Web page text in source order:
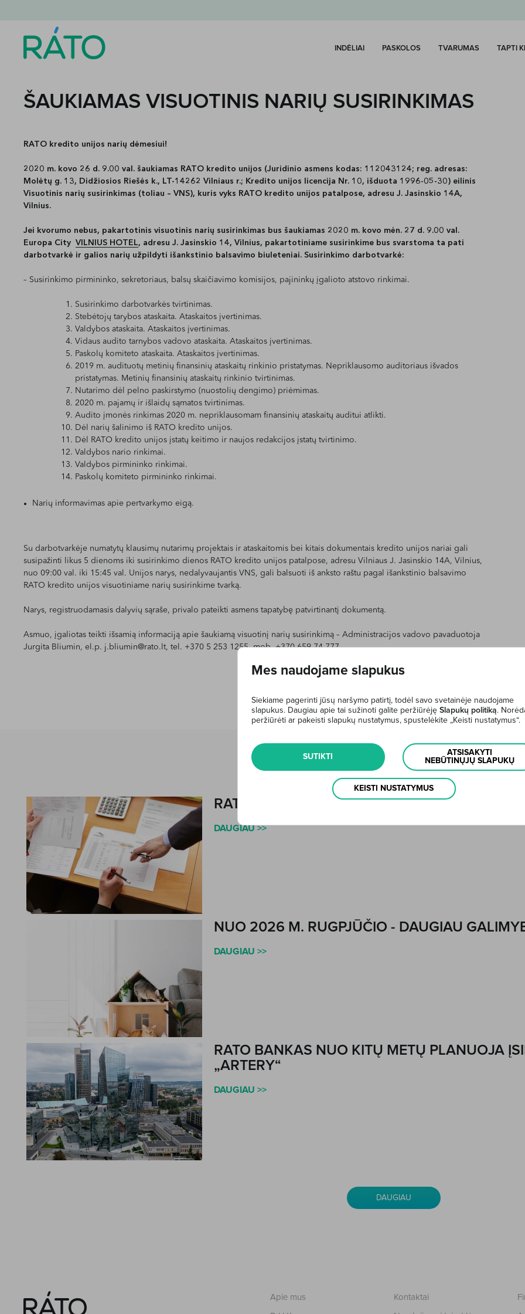
INDĖLIAI PASKOLOS TVARUMAS TAPTI
ŠAUKIAMAS VISUOTINIS NARIŲ SUSIRINKIMAS
RATO kredito unijos narių dėmesiui!
2020 m. kovo 26 d. 9.00 val. šaukiamas RATO kredito unijos (Juridinio asmens kodas: 112043124; reg. adresas:
Molėtų g. 13, Didžiosios Riešės k., LT-14262 Vilniaus r.; Kredito unijos licencija Nr. 10, išduota 1996-05-30) eilinis
Visuotinis narių susirinkimas (toliau – VNS), kuris vyks RATO kredito unijos patalpose, adresu J. Jasinskio 14A,
Vilnius.
Jei kvorumo nebus, pakartotinis visuotinis narių susirinkimas bus šaukiamas 2020 m. kovo mėn. 27 d. 9.00 val.
Europa City VILNIUS HOTEL, adresu J. Jasinskio 14, Vilnius, pakartotiniame susirinkime bus svarstoma ta pati
darbotvarkė ir galios narių užpildyti išankstinio balsavimo biuleteniai. Susirinkimo darbotvarkė:
– Susirinkimo pirmininko, sekretoriaus, balsų skaičiavimo komisijos, pajininkų įgalioto atstovo rinkimai.
Susirinkimo darbotvarkės tvirtinimas.
Stebėtojų tarybos ataskaita. Ataskaitos įvertinimas.
Valdybos ataskaita. Ataskaitos įvertinimas.
Vidaus audito tarnybos vadovo ataskaita. Ataskaitos įvertinimas.
Paskolų komiteto ataskaita. Ataskaitos įvertinimas.
2019 m. audituotų metinių finansinių ataskaitų rinkinio pristatymas. Nepriklausomo auditoriaus išvados
pristatymas. Metinių finansinių ataskaitų rinkinio tvirtinimas.
Nutarimo dėl pelno paskirstymo (nuostolių dengimo) priėmimas.
2020 m. pajamų ir išlaidų sąmatos tvirtinimas.
Audito įmonės rinkimas 2020 m. nepriklausomam finansinių ataskaitų auditui atlikti.
Dėl narių šalinimo iš RATO kredito unijos.
Dėl RATO kredito unijos įstatų keitimo ir naujos redakcijos įstatų tvirtinimo.
Valdybos nario rinkimai.
Valdybos pirmininko rinkimai.
Paskolų komiteto pirmininko rinkimai.
Narių informavimas apie pertvarkymo eigą.
Su darbotvarkėje numatytų klausimų nutarimų projektais ir ataskaitomis bei kitais dokumentais kredito unijos nariai gali
susipažinti likus 5 dienoms iki susirinkimo dienos RATO kredito unijos patalpose, adresu Vilniaus J. Jasinskio 14A, Vilnius,
nuo 09:00 val. iki 15:45 val. Unijos narys, nedalyvaujantis VNS, gali balsuoti iš anksto raštu pagal išankstinio balsavimo
RATO kredito unijos visuotiniame narių susirinkime tvarką.
Narys, registruodamasis dalyvių sąraše, privalo pateikti asmens tapatybę patvirtinantį dokumentą.
Asmuo, įgaliotas teikti išsamią informaciją apie šaukiamą visuotinį narių susirinkimą – Administracijos vadovo pavaduotoja
Jurgita Bliumin, el.p. j.bliumin@rato.lt, tel. +370 5 253 1255, mob. +370 659 74 777.
RATO BANKAS PRADEDA TEIKTI
DAUGIAU >>
NUO 2026 M. RUGPJŪČIO - DAUGIAU
DAUGIAU >>
RATO BANKAS NUO KITŲ METŲ PLANUOJA
„ARTERY“
DAUGIAU >>
DAUGIAU
Apie mus Kontaktai
Mes naudojame slapukus
Siekiame pagerinti jūsų naršymo patirtį, todėl savo svetainėje naudojame
slapukus. Daugiau apie tai sužinoti galite peržiūrėję Slapukų politiką.
peržiūrėti ar pakeisti slapukų nustatymus, spustelėkite „Keisti nustatymus“.
SUTIKTI
ATSISAKYTI
NEBŪTINŲJŲ SLAPUKŲ
KEISTI NUSTATYMUS